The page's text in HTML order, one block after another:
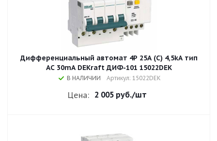
Дифференциальный автомат 4P 25A (C) 4,5kA тип
AC 30mA DEKraft ДИФ-101 15022DEK
В НАЛИЧИИ Артикул: 15022DEK
Цена: 2 005 руб./шт